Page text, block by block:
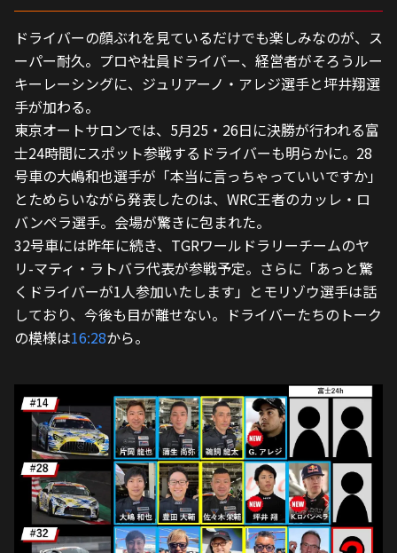
ドライバーの顔ぶれを見ているだけでも楽しみなのが、ス
ーパー耐久。プロや社員ドライバー、経営者がそろうルー
キーレーシングに、ジュリアーノ・アレジ選手と坪井翔選
手が加わる。
東京オートサロンでは、5月25・26日に決勝が行われる富
士24時間にスポット参戦するドライバーも明らかに。28
号車の大嶋和也選手が「本当に言っちゃっていいですか」
とためらいながら発表したのは、WRC王者のカッレ・ロ
バンペラ選手。会場が驚きに包まれた。
32号車には昨年に続き、TGRワールドラリーチームのヤ
リ-マティ・ラトバラ代表が参戦予定。さらに「あっと驚
くドライバーが1人参加いたします」とモリゾウ選手は話
しており、今後も目が離せない。ドライバーたちのトーク
の模様は16:28から。